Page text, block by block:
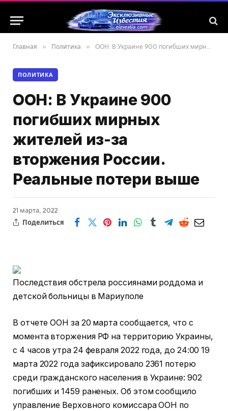
Главная » Политика » ООН: В Украине 900 погибших мирных жителей из-за вторжения России. Реальные потери выше
ПОЛИТИКА
ООН: В Украине 900
погибших мирных
жителей из-за
вторжения России.
Реальные потери выше
21 марта, 2022
Поделиться
Последствия обстрела россиянами роддома и
детской больницы в Мариуполе
В отчете ООН за 20 марта сообщается, что с
момента вторжения РФ на территорию Украины,
с 4 часов утра 24 февраля 2022 года, до 24:00 19
марта 2022 года зафиксировало 2361 потерю
среди гражданского населения в Украине: 902
погибших и 1459 раненых. Об этом сообщило
управление Верховного комиссара ООН по